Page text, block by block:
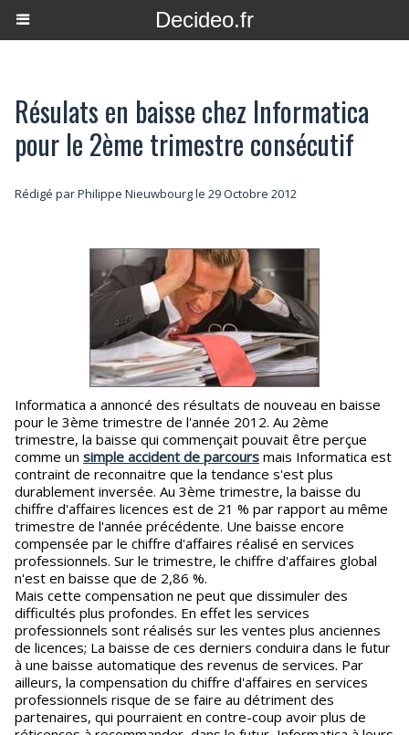
Decideo.fr
Résulats en baisse chez Informatica
pour le 2ème trimestre consécutif
Rédigé parPhilippe Nieuwbourgle 29 Octobre 2012
Informatica a annoncé des résultats de nouveau en baisse
pour le 3ème trimestre de l'année 2012. Au 2ème
trimestre, la baisse qui commençait pouvait être perçue
comme un simple accident de parcours mais Informatica est
contraint de reconnaitre que la tendance s'est plus
durablement inversée. Au 3ème trimestre, la baisse du
chiffre d'affaires licences est de 21 % par rapport au même
trimestre de l'année précédente. Une baisse encore
compensée par le chiffre d'affaires réalisé en services
professionnels. Sur le trimestre, le chiffre d'affaires global
n'est en baisse que de 2,86 %.
Mais cette compensation ne peut que dissimuler des
difficultés plus profondes. En effet les services
professionnels sont réalisés sur les ventes plus anciennes
de licences; La baisse de ces derniers conduira dans le futur
à une baisse automatique des revenus de services. Par
ailleurs, la compensation du chiffre d'affaires en services
professionnels risque de se faire au détriment des
partenaires, qui pourraient en contre-coup avoir plus de